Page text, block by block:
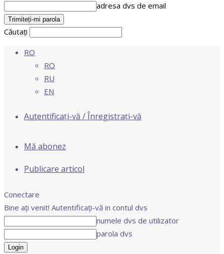
adresa dvs de email
Căutați
RO
RO
RU
EN
Autentificați-vă / Înregistrați-vă
Mă abonez
Publicare articol
Conectare
Bine ați venit! Autentificați-vă in contul dvs
numele dvs de utilizator
parola dvs